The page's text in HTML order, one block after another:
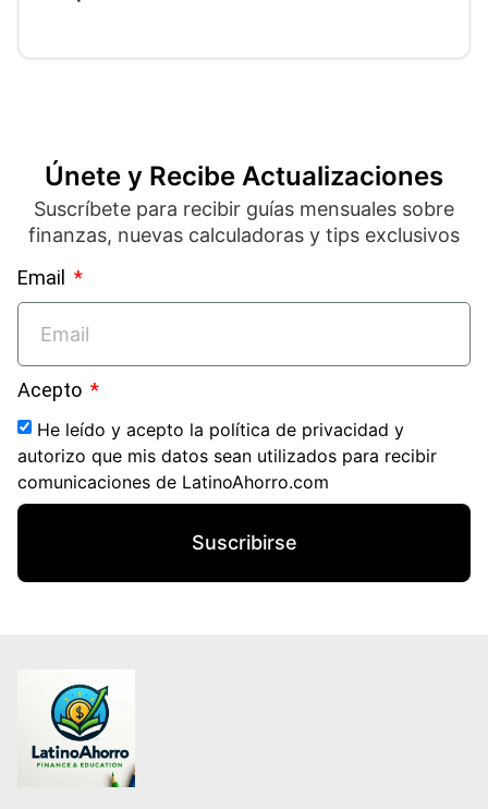
Únete y Recibe Actualizaciones
Suscríbete para recibir guías mensuales sobre
finanzas, nuevas calculadoras y tips exclusivos
Email
Acepto
He leído y acepto la política de privacidad y
autorizo que mis datos sean utilizados para recibir
comunicaciones de LatinoAhorro.com
Suscribirse